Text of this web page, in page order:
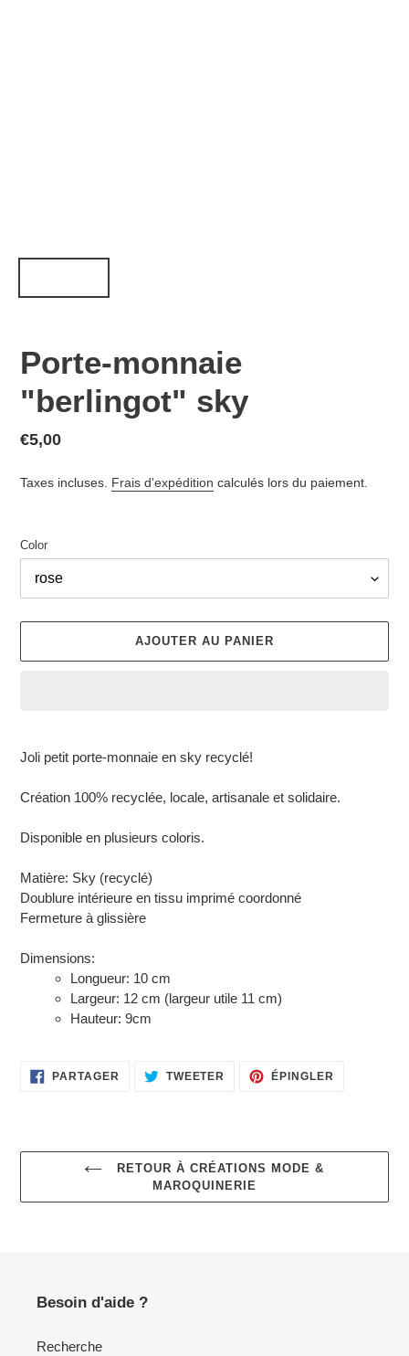
Porte-monnaie
"berlingot" sky
Prix
€5,00
Taxes incluses. Frais d'expédition calculés lors du paiement.
Color
AJOUTER AU PANIER
produit
votre
Joli petit porte-monnaie en sky recyclé!
Création 100% recyclée, locale, artisanale et solidaire.
Disponible en plusieurs coloris.
Matière: Sky (recyclé)
Doublure intérieure en tissu imprimé coordonné
Fermeture à glissière
Dimensions:
Longueur: 10 cm
Largeur: 12 cm (largeur utile 11 cm)
Hauteur: 9cm
PARTAGER PARTAGER
SUR
TWEETER TWEETER
SUR
ÉPINGLER
RETOUR À CRÉATIONS MODE &
MAROQUINERIE
Besoin d'aide ?
Recherche